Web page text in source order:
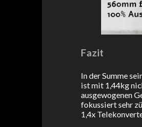
Fazit
In der Summe
ist mit 1,44kg
ausgewogenen
fokussiert sehr
1,4x